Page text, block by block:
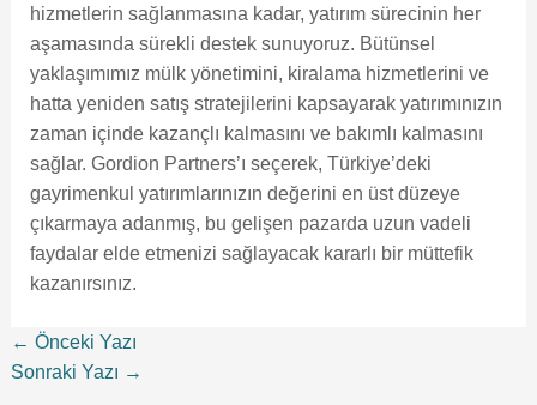
hizmetlerin sağlanmasına kadar, yatırım sürecinin her
aşamasında sürekli destek sunuyoruz. Bütünsel
yaklaşımımız mülk yönetimini, kiralama hizmetlerini ve
hatta yeniden satış stratejilerini kapsayarak yatırımınızın
zaman içinde kazançlı kalmasını ve bakımlı kalmasını
sağlar. Gordion Partners’ı seçerek, Türkiye’deki
gayrimenkul yatırımlarınızın değerini en üst düzeye
çıkarmaya adanmış, bu gelişen pazarda uzun vadeli
faydalar elde etmenizi sağlayacak kararlı bir müttefik
kazanırsınız.
← Önceki Yazı
Sonraki Yazı →